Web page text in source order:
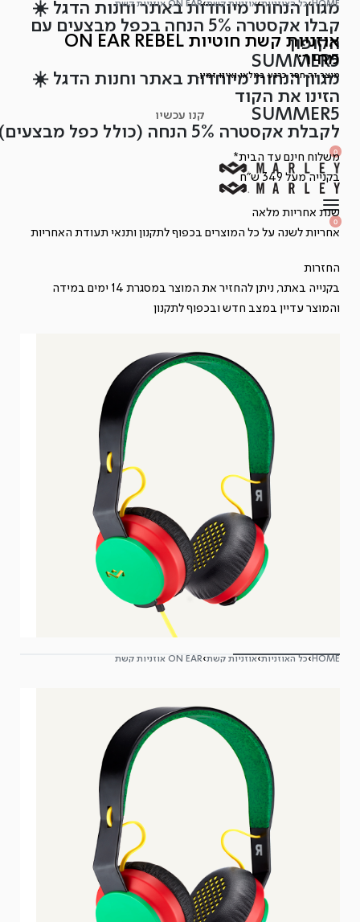
Skip
content
מגוון הנחות מיוחדות באתר וחנות הדגל ☀️
קבלו אקסטרה 5% הנחה בכפל מבצעים עם
הקופון
SUMMER5
מגוון הנחות מיוחדות באתר וחנות הדגל ☀️
הזינו את הקוד
SUMMER5
לקבלת אקסטרה 5% הנחה (כולל כפל מבצעים)
SEARCH
OPEN
OPEN
ACCOUNT
DETAILS
0
OPEN
CART
OPEN
ACCOUNT
SEARCH
OPEN
0
OPEN
HOME
›כל האוזניות›אוזניות קשת›ON EAR אוזניות קשת
אוזניות קשת חוטיות ON EAR REBEL
מחיר:
מוצר זה חסר כרגע במלאי ואינו זמין.
קנו עכשיו
משלוח חינם עד הבית*
בקנייה מעל 349 ש"ח
שנת אחריות מלאה
אחריות לשנה על כל המוצרים בכפוף לתקנון ותנאי תעודת האחריות
החזרות
בקנייה באתר, ניתן להחזיר את המוצר במסגרת 14 ימים במידה
והמוצר עדיין במצב חדש ובכפוף לתקנון
HOME
›כל האוזניות›אוזניות קשת›ON EAR אוזניות קשת